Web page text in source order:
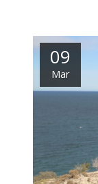
09
Mar